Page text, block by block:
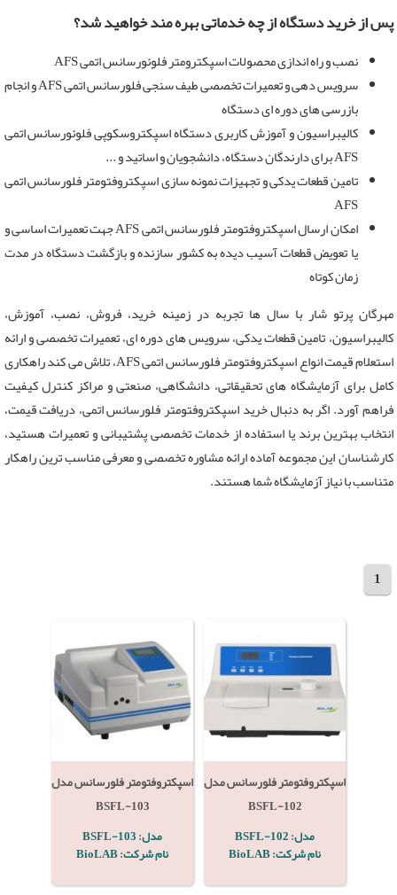
پس از خرید دستگاه از چه خدماتی بهره مند خواهید شد؟
نصب و راه اندازی محصولات اسپکترومتر فلوئورسانس اتمی AFS
سرویس دهی و تعمیرات تخصصی طیف سنجی فلورسانس اتمی AFS و انجام
بازرسی های دوره ای دستگاه
کالیبراسیون و آموزش کاربری دستگاه اسپکتروسکوپی فلوئورسانس اتمی
AFS برای دارندگان دستگاه، دانشجویان و اساتید و ...
تامین قطعات یدکی و تجهیزات نمونه سازی اسپکتروفتومتر فلورسانس اتمی
AFS
امکان ارسال اسپکتروفتومتر فلورسانس اتمی AFS جهت تعمیرات اساسی و
یا تعویض قطعات آسیب دیده به کشور سازنده و بازگشت دستگاه در مدت
زمان کوتاه
مهرگان پرتو شار با سال ها تجربه در زمینه خرید، فروش، نصب، آموزش،
کالیبراسیون، تامین قطعات یدکی، سرویس های دوره ای، تعمیرات تخصصی و ارائه
استعلام قیمت انواع اسپکتروفتومتر فلورسانس اتمی AFS، تلاش می کند راهکاری
کامل برای آزمایشگاه های تحقیقاتی، دانشگاهی، صنعتی و مراکز کنترل کیفیت
فراهم آورد. اگر به دنبال خرید اسپکتروفتومتر فلورسانس اتمی، دریافت قیمت،
انتخاب بهترین برند یا استفاده از خدمات تخصصی پشتیبانی و تعمیرات هستید،
کارشناسان این مجموعه آماده ارائه مشاوره تخصصی و معرفی مناسب ترین راهکار
متناسب با نیاز آزمایشگاه شما هستند.
1
اسپکتروفتومتر فلورسانس مدل
BSFL-102
مدل: BSFL-102
نام شرکت: BioLAB
اسپکتروفتومتر فلورسانس مدل
BSFL-103
مدل: BSFL-103
نام شرکت: BioLAB